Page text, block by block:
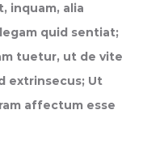
inquam, alia
quid sentiat;
tuetur, ut de vite
extrinsecus; Ut
affectum esse